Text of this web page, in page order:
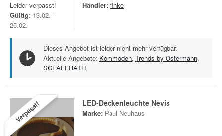
Leider verpasst!
Gültig: 13.02. -
25.02.
Händler: finke
Dieses Angebot ist leider nicht mehr verfügbar.
Aktuelle Angebote: Kommoden, Trends by Ostermann,
SCHAFFRATH
Verpasst! LED-Deckenleuchte Nevis
Marke: Paul Neuhaus